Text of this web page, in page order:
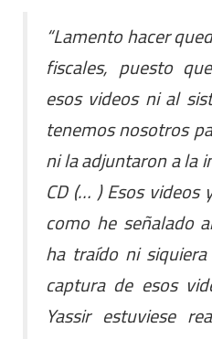
“Lamento hacer
fiscales, puesto
esos videos ni al
tenemos nosotros
ni la adjuntaron a la
CD (… ) Esos videos
como he señalado
ha traído ni
captura de esos
Yassir estuviese